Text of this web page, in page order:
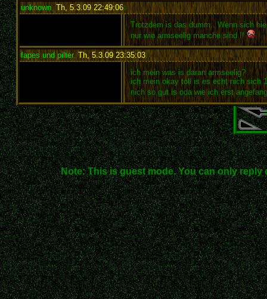
unknown,Th, 5.3.09 22:49:06:
Trotzdem is das dumm.. Wenn sich
nur wie armseelig manche sind !!
fapes und pilter, Th, 5.3.09 23:35:03:
ich mein was is daran armseelig?
ich mein okay toll is es echt nich sich
nich so gut is oda wie ich erst
Note: This is guest mode. You can only